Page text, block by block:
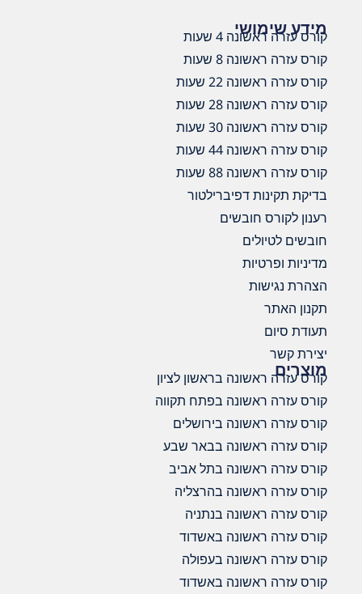
מידע שימושי
קורס עזרה ראשונה 4 שעות
קורס עזרה ראשונה 8 שעות
קורס עזרה ראשונה 22 שעות
קורס עזרה ראשונה 28 שעות
קורס עזרה ראשונה 30 שעות
קורס עזרה ראשונה 44 שעות
קורס עזרה ראשונה 88 שעות
בדיקת תקינות דפיברילטור
רענון לקורס חובשים
חובשים לטיולים
מדיניות ופרטיות
הצהרת נגישות
תקנון האתר
תעודת סיום
יצירת קשר
מוצרים
קורס עזרה ראשונה בראשון לציון
קורס עזרה ראשונה בפתח תקווה
קורס עזרה ראשונה בירושלים
קורס עזרה ראשונה בבאר שבע
קורס עזרה ראשונה בתל אביב
קורס עזרה ראשונה בהרצליה
קורס עזרה ראשונה בנתניה
קורס עזרה ראשונה באשדוד
קורס עזרה ראשונה בעפולה
קורס עזרה ראשונה באשדוד